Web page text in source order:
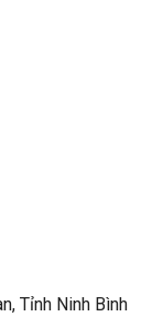
Tỉnh Ninh Bình